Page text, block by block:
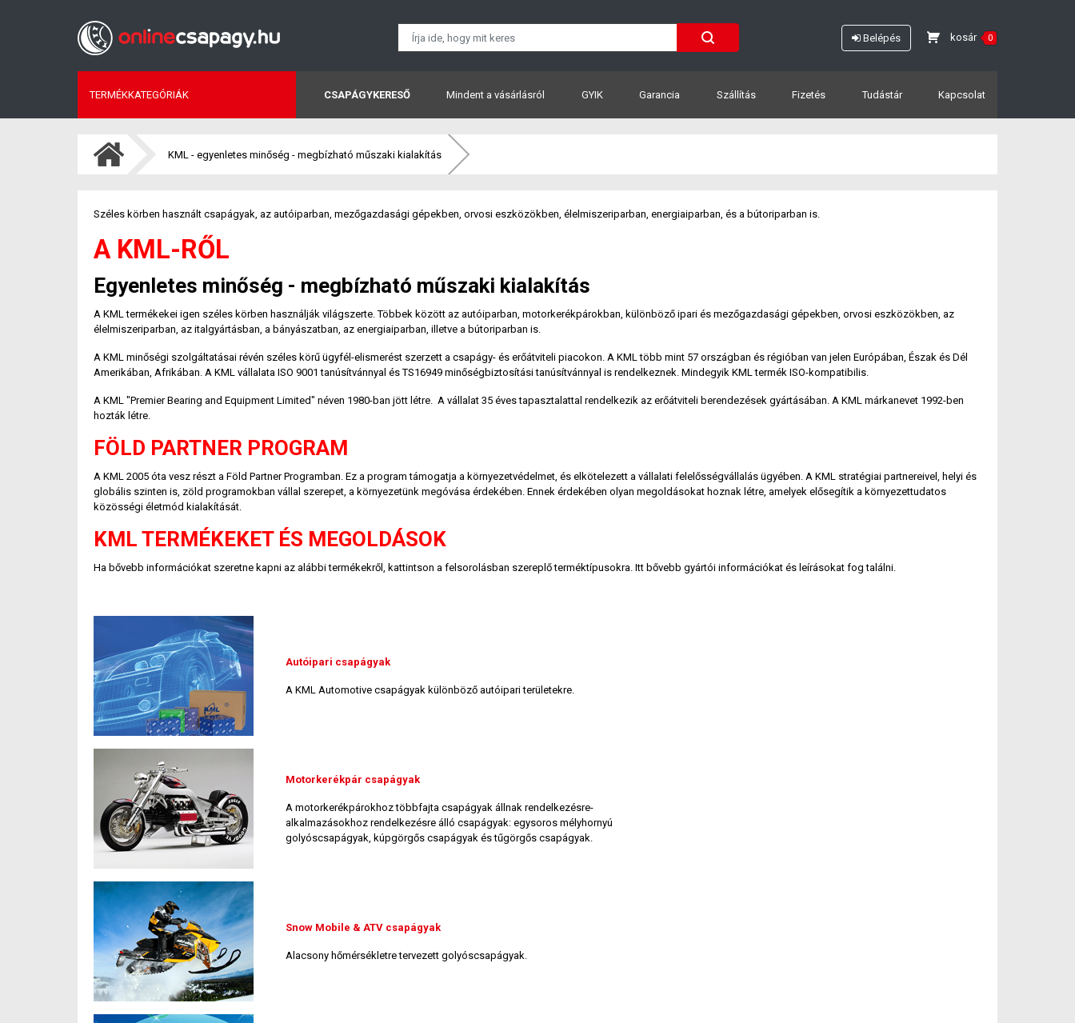
Belépés kosár 0
TERMÉKKATEGÓRIÁK CSAPÁGYKERESŐ Mindent a vásárlásról GYIK Garancia Szállítás Fizetés Tudástár Kapcsolat
KML - egyenletes minőség - megbízható műszaki kialakítás
Széles körben használt csapágyak, az autóiparban, mezőgazdasági gépekben, orvosi eszközökben, élelmiszeriparban, energiaiparban, és a bútoriparban is.
A KML-RŐL
Egyenletes minőség - megbízható műszaki kialakítás
A KML termékekei igen széles körben használják világszerte. Többek között az autóiparban, motorkerékpárokban, különböző ipari és mezőgazdasági gépekben, orvosi eszközökben, az
élelmiszeriparban, az italgyártásban, a bányászatban, az energiaiparban, illetve a bútoriparban is.
A KML minőségi szolgáltatásai révén széles körű ügyfél-elismerést szerzett a csapágy- és erőátviteli piacokon. A KML több mint 57 országban és régióban van jelen Európában, Észak és Dél
Amerikában, Afrikában. A KML vállalata ISO 9001 tanúsítvánnyal és TS16949 minőségbiztosítási tanúsítvánnyal is rendelkeznek. Mindegyik KML termék ISO-kompatibilis.
A KML "Premier Bearing and Equipment Limited" néven 1980-ban jött létre. A vállalat 35 éves tapasztalattal rendelkezik az erőátviteli berendezések gyártásában. A KML márkanevet 1992-ben
hozták létre.
FÖLD PARTNER PROGRAM
A KML 2005 óta vesz részt a Föld Partner Programban. Ez a program támogatja a környezetvédelmet, és elkötelezett a vállalati felelősségvállalás ügyében. A KML stratégiai partnereivel, helyi és
globális szinten is, zöld programokban vállal szerepet, a környezetünk megóvása érdekében. Ennek érdekében olyan megoldásokat hoznak létre, amelyek elősegítik a környezettudatos
közösségi életmód kialakítását.
KML TERMÉKEKET ÉS MEGOLDÁSOK
Ha bővebb információkat szeretne kapni az alábbi termékekről, kattintson a felsorolásban szereplő terméktípusokra. Itt bővebb gyártói információkat és leírásokat fog találni.
Autóipari csapágyak
A KML Automotive csapágyak különböző autóipari területekre.
Motorkerékpár csapágyak
A motorkerékpárokhoz többfajta csapágyak állnak rendelkezésre-
alkalmazásokhoz rendelkezésre álló csapágyak: egysoros mélyhornyú
golyóscsapágyak, kúpgörgős csapágyak és tűgörgős csapágyak.
Snow Mobile & ATV csapágyak
Alacsony hőmérsékletre tervezett golyóscsapágyak.